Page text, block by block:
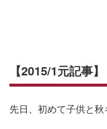
【2015/1元記事】
先日、初めて子供と秋